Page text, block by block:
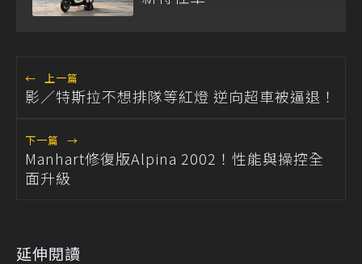
← 上一篇
影／特斯拉不想排隊等紅燈 逆向超車被逼退！
下一篇 →
Manhart修復版Alpina 2002！性能與操控全
面升級
延伸閱讀